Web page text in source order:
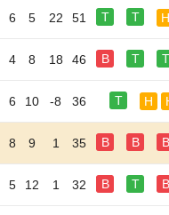
6 5 22 51 T T H
4 8 18 46 B T T
6 10 -8 36 T H
8 9 1 35 B B B
5 12 1 32 B T B